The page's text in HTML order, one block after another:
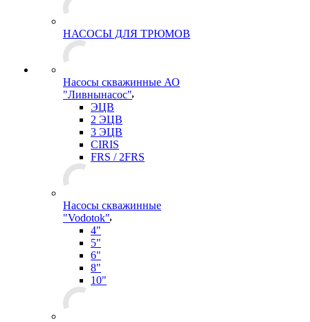
НАСОСЫ ДЛЯ ТРЮМОВ
Насосы скважинные АО
"Ливнынасос"
ЭЦВ
2 ЭЦВ
3 ЭЦВ
CIRIS
FRS / 2FRS
Насосы скважинные
"Vodotok"
4"
5"
6"
8"
10"